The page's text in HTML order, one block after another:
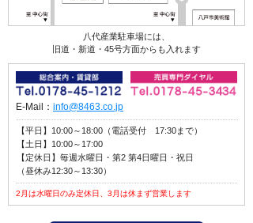
八代産業駐車場には、
旧道・新道・45号方面からも入れます
E-Mail： info@8463.co.jp
【平日】10:00～18:00（電話受付 17:30まで）
【土日】10:00～17:00
【定休日】毎週水曜日・第2 第4日曜日・祝日
（昼休み12:30～13:30）
2月は水曜日のみ定休日、3月は休まず営業します